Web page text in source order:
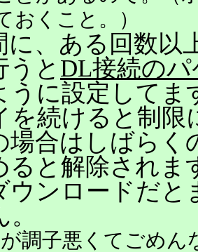
おくこと。）
に、ある回数以
うと DL接続の
うに設定してま
を続けると制限
場合はしばらく
ると解除されま
ウンロードだと
調子悪くてごめん